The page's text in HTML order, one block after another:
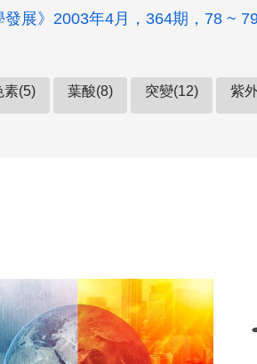
發展》2003年4月，364期，78 ~
素(5) 葉酸(8) 突變(12) 紫